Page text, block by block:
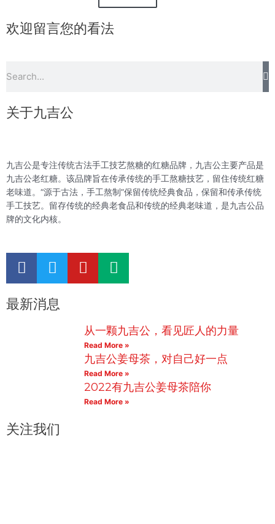
欢迎留言您的看法
关于九吉公
九吉公是专注传统古法手工技艺熬糖的红糖品牌，九吉公主要产品是
九吉公老红糖。该品牌旨在传承传统的手工熬糖技艺，留住传统红糖
老味道。“源于古法，手工熬制”保留传统经典食品，保留和传承传统
手工技艺。留存传统的经典老食品和传统的经典老味道，是九吉公品
牌的文化内核。
F
a
e
T
w
t
Y
o
u
b
e
M
e
u
m
最新消息
从一颗九吉公，看见匠人的力量
Read More »
九吉公姜母茶，对自己好一点
Read More »
2022有九吉公姜母茶陪你
Read More »
关注我们